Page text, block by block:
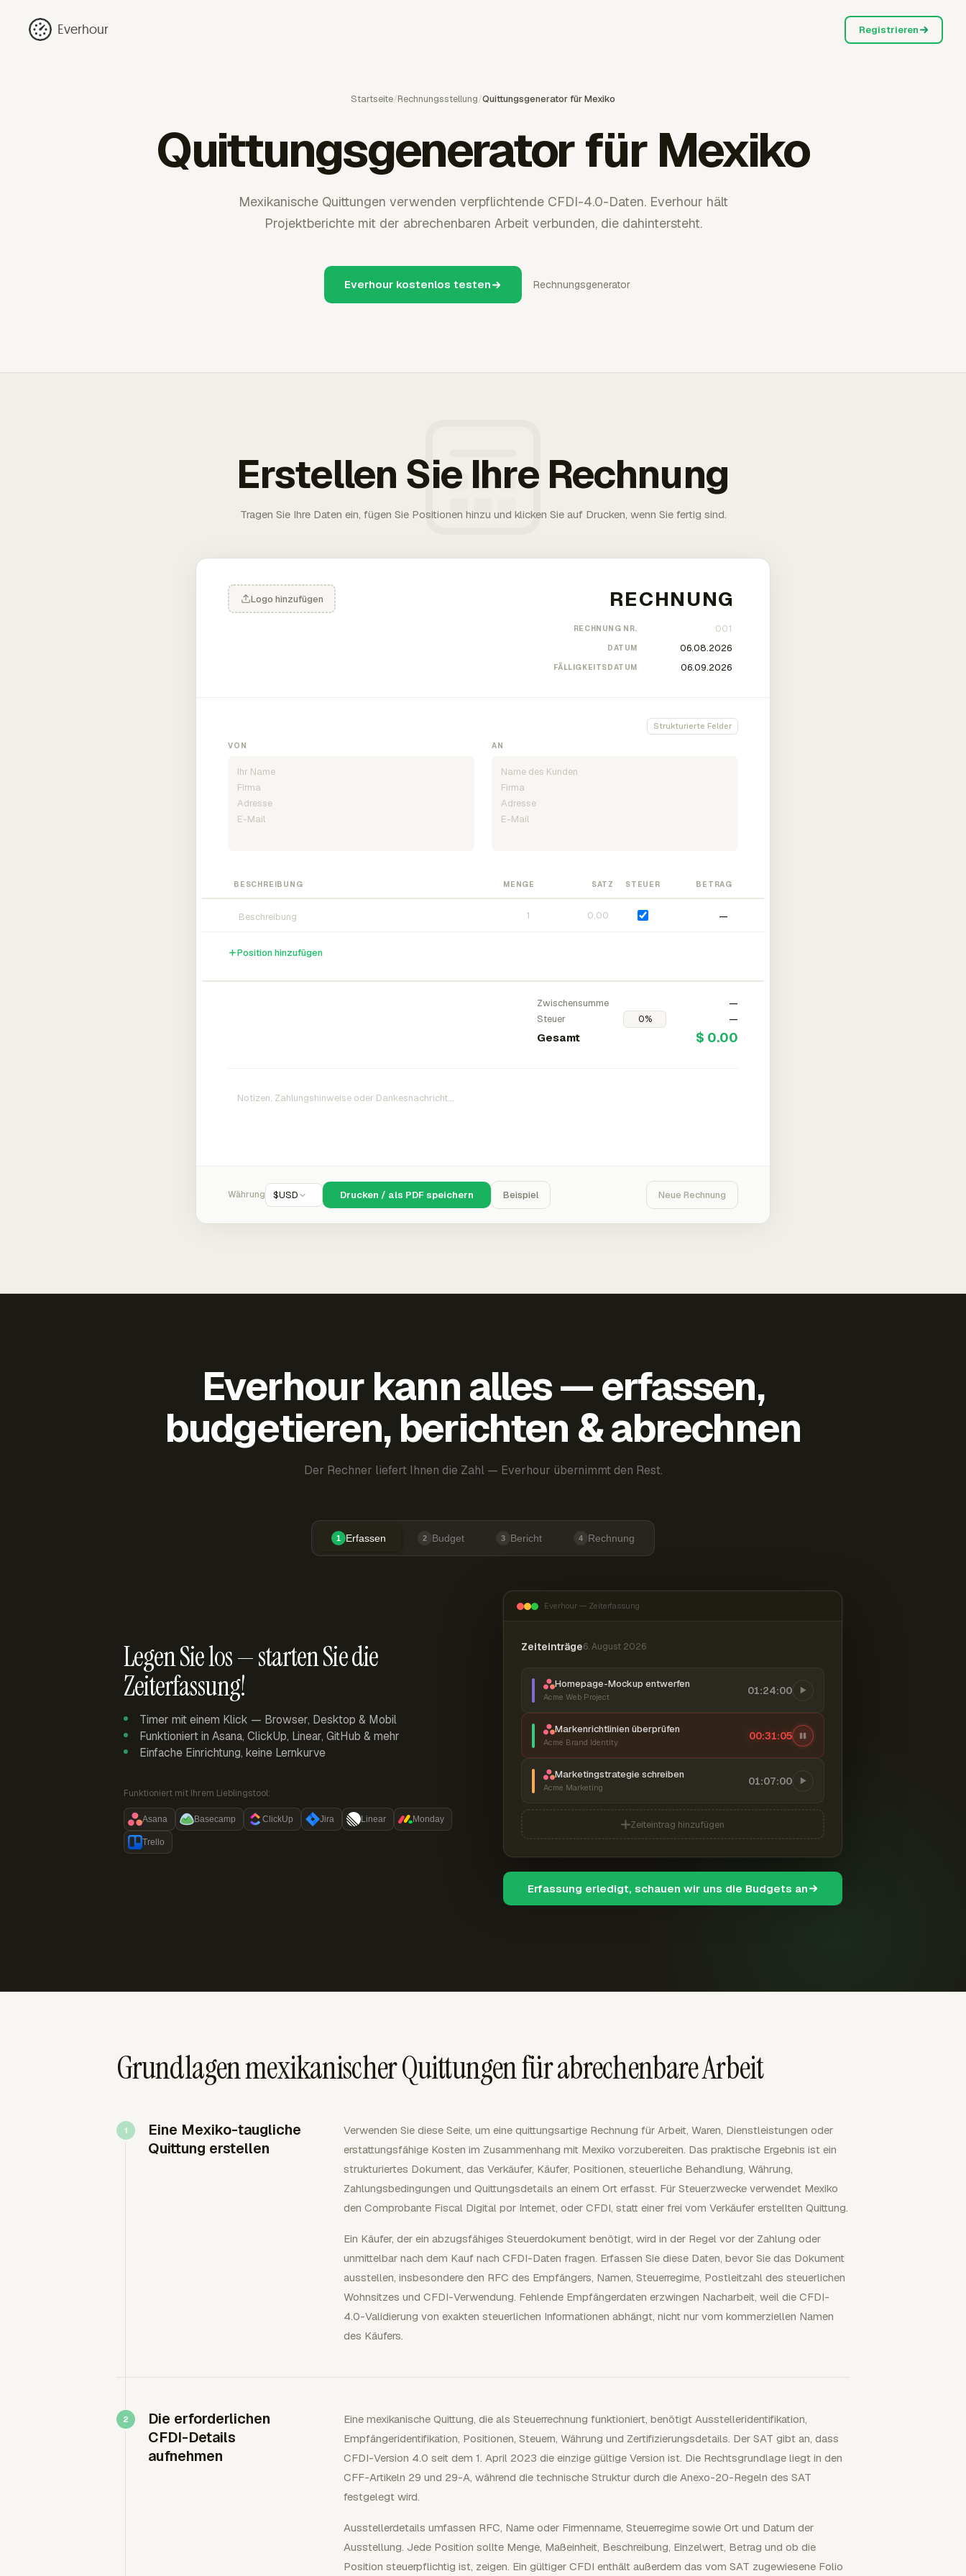
Everhour Registrieren
Startseite/Rechnungsstellung/Quittungsgenerator für Mexiko
Quittungsgenerator für Mexiko
Mexikanische Quittungen verwenden verpflichtende CFDI-4.0-Daten. Everhour hält
Projektberichte mit der abrechenbaren Arbeit verbunden, die dahintersteht.
Everhour kostenlos testen Rechnungsgenerator
Erstellen Sie Ihre Rechnung
Tragen Sie Ihre Daten ein, fügen Sie Positionen hinzu und klicken Sie auf Drucken, wenn Sie fertig sind.
Logo hinzufügen
RECHNUNG NR.
DATUM
FÄLLIGKEITSDATUM
Strukturierte Felder
VON AN
BESCHREIBUNG MENGE SATZ STEUER BETRAG
—
Position hinzufügen
Zwischensumme
—
Steuer
—
Gesamt $ 0.00
Währung $USD Drucken / als PDF speichern Beispiel Neue Rechnung
Everhour kann alles — erfassen,
budgetieren, berichten & abrechnen
Der Rechner liefert Ihnen die Zahl — Everhour übernimmt den Rest.
1 Erfassen 2 Budget 3 Bericht 4 Rechnung
Legen Sie los — starten Sie die
Zeiterfassung!
Timer mit einem Klick — Browser, Desktop & Mobil
Funktioniert in Asana, ClickUp, Linear, GitHub & mehr
Einfache Einrichtung, keine Lernkurve
Funktioniert mit Ihrem Lieblingstool:
Asana Basecamp ClickUp Jira Linear Monday
Trello
Everhour — Zeiterfassung
Zeiteinträge6. August 2026
Homepage-Mockup entwerfen
Acme Web Project
01:24:00
Markenrichtlinien überprüfen
Acme Brand Identity
00:31:06
Marketingstrategie schreiben
Acme Marketing
01:07:00
Zeiteintrag hinzufügen
Erfassung erledigt, schauen wir uns die Budgets an
Grundlagen mexikanischer Quittungen für abrechenbare Arbeit
Eine Mexiko-taugliche
Quittung erstellen
Verwenden Sie diese Seite, um eine quittungsartige Rechnung für Arbeit, Waren, Dienstleistungen oder
erstattungsfähige Kosten im Zusammenhang mit Mexiko vorzubereiten. Das praktische Ergebnis ist ein
strukturiertes Dokument, das Verkäufer, Käufer, Positionen, steuerliche Behandlung, Währung,
Zahlungsbedingungen und Quittungsdetails an einem Ort erfasst. Für Steuerzwecke verwendet Mexiko
den Comprobante Fiscal Digital por Internet, oder CFDI, statt einer frei vom Verkäufer erstellten Quittung.
Ein Käufer, der ein abzugsfähiges Steuerdokument benötigt, wird in der Regel vor der Zahlung oder
unmittelbar nach dem Kauf nach CFDI-Daten fragen. Erfassen Sie diese Daten, bevor Sie das Dokument
ausstellen, insbesondere den RFC des Empfängers, Namen, Steuerregime, Postleitzahl des steuerlichen
Wohnsitzes und CFDI-Verwendung. Fehlende Empfängerdaten erzwingen Nacharbeit, weil die CFDI-
4.0-Validierung von exakten steuerlichen Informationen abhängt, nicht nur vom kommerziellen Namen
des Käufers.
Die erforderlichen
CFDI-Details
aufnehmen
Eine mexikanische Quittung, die als Steuerrechnung funktioniert, benötigt Ausstelleridentifikation,
Empfängeridentifikation, Positionen, Steuern, Währung und Zertifizierungsdetails. Der SAT gibt an, dass
CFDI-Version 4.0 seit dem 1. April 2023 die einzige gültige Version ist. Die Rechtsgrundlage liegt in den
CFF-Artikeln 29 und 29-A, während die technische Struktur durch die Anexo-20-Regeln des SAT
festgelegt wird.
Ausstellerdetails umfassen RFC, Name oder Firmenname, Steuerregime sowie Ort und Datum der
Ausstellung. Jede Position sollte Menge, Maßeinheit, Beschreibung, Einzelwert, Betrag und ob die
Position steuerpflichtig ist, zeigen. Ein gültiger CFDI enthält außerdem das vom SAT zugewiesene Folio